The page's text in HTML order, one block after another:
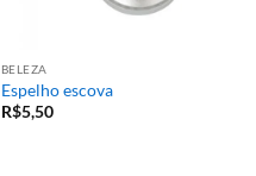
BELEZA
Espelho escova
R$5,50